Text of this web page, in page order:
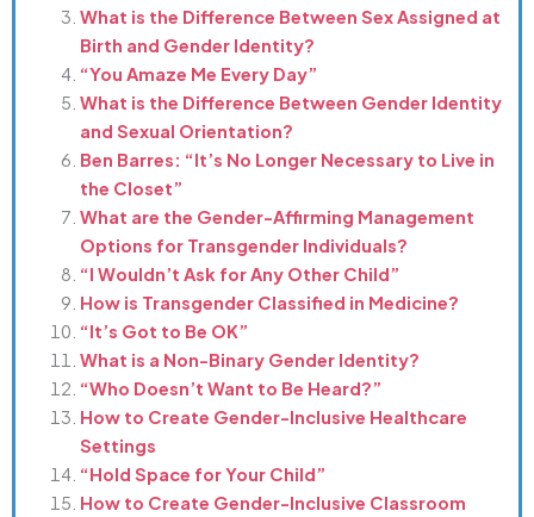
What is the Difference Between Sex Assigned at
Birth and Gender Identity?
“You Amaze Me Every Day”
What is the Difference Between Gender Identity
and Sexual Orientation?
Ben Barres: “It’s No Longer Necessary to Live in
the Closet”
What are the Gender-Affirming Management
Options for Transgender Individuals?
“I Wouldn’t Ask for Any Other Child”
How is Transgender Classified in Medicine?
“It’s Got to Be OK”
What is a Non-Binary Gender Identity?
“Who Doesn’t Want to Be Heard?”
How to Create Gender-Inclusive Healthcare
Settings
“Hold Space for Your Child”
How to Create Gender-Inclusive Classroom